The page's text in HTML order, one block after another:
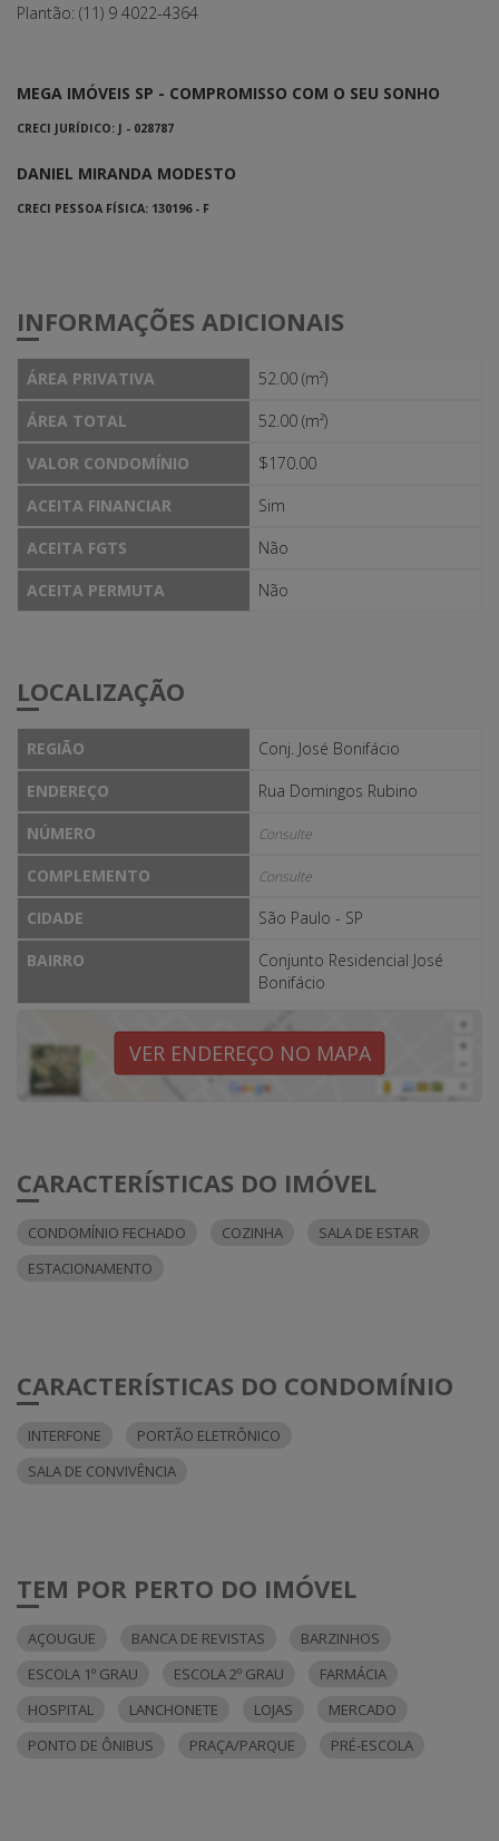
Plantão: (11) 9 4022-4364
MEGA IMÓVEIS SP - COMPROMISSO COM O SEU SONHO
CRECI JURÍDICO: J - 028787
DANIEL MIRANDA MODESTO
CRECI PESSOA FÍSICA: 130196 - F
INFORMAÇÕES ADICIONAIS
ÁREA PRIVATIVA
52.00 (m²)
ÁREA TOTAL
52.00 (m²)
VALOR CONDOMÍNIO
$170.00
ACEITA FINANCIAR
Sim
ACEITA FGTS
Não
ACEITA PERMUTA
Não
LOCALIZAÇÃO
REGIÃO
Conj. José Bonifácio
ENDEREÇO
Rua Domingos Rubino
NÚMERO
Consulte
COMPLEMENTO Consulte
CIDADE
São Paulo - SP
BAIRRO
Conjunto Residencial José
Bonifácio
VER ENDEREÇO NO MAPA
CARACTERÍSTICAS DO IMÓVEL
CONDOMÍNIO FECHADO COZINHA
SALA DE ESTAR
ESTACIONAMENTO
CARACTERÍSTICAS DO CONDOMÍNIO
INTERFONE
PORTÃO ELETRÔNICO
SALA DE CONVIVÊNCIA
TEM POR PERTO DO IMÓVEL
AÇOUGUE BANCA DE REVISTAS
BARZINHOS
ESCOLA 1º GRAU
ESCOLA 2º GRAU
FARMÁCIA
HOSPITAL
LANCHONETE LOJAS
MERCADO
PONTO DE ÔNIBUS
PRAÇA/PARQUE PRÉ-ESCOLA